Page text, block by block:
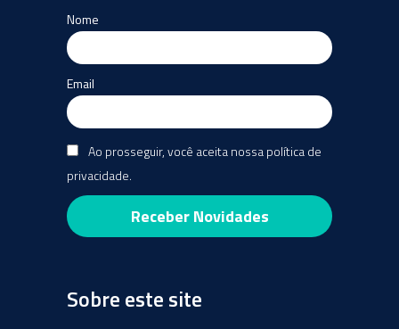
Nome
Email
Ao prosseguir, você aceita nossa política de
privacidade.
Sobre este site